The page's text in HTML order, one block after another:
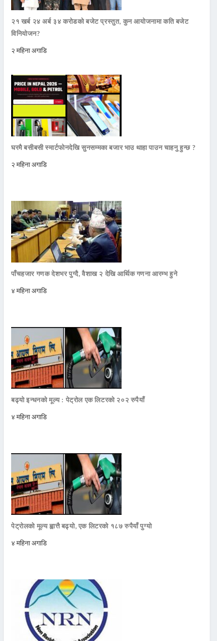
२१ खर्ब २४ अर्ब ३४ करोडको बजेट प्रस्तुत, कुन आयोजनामा कति बजेट
विनियोजन?
२ महिना अगाडि
घरमै बसीबसी स्मार्टफोनदेखि सुनसम्मका बजार भाउ थाहा पाउन चाहनु हुन्छ ?
२ महिना अगाडि
पाँचहजार गणक देशभर पुग्दै, वैशाख २ देखि आर्थिक गणना आरम्भ हुने
४ महिना अगाडि
बढ्यो इन्धनको मूल्य : पेट्रोल एक लिटरको २०२ रुपैयाँ
४ महिना अगाडि
पेट्रोलको मूल्य ह्वात्तै बढ्यो, एक लिटरको १८७ रुपैयाँ पुग्यो
४ महिना अगाडि